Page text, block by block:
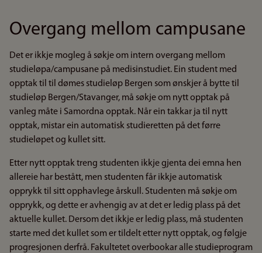
Overgang mellom campusane
Det er ikkje mogleg å søkje om intern overgang mellom
studieløpa/campusane på medisinstudiet. Ein student med
opptak til til dømes studieløp Bergen som ønskjer å bytte til
studieløp Bergen/Stavanger, må søkje om nytt opptak på
vanleg måte i Samordna opptak. Når ein takkar ja til nytt
opptak, mistar ein automatisk studieretten på det førre
studieløpet og kullet sitt.
Etter nytt opptak treng studenten ikkje gjenta dei emna hen
allereie har bestått, men studenten får ikkje automatisk
opprykk til sitt opphavlege årskull. Studenten må søkje om
opprykk, og dette er avhengig av at det er ledig plass på det
aktuelle kullet. Dersom det ikkje er ledig plass, må studenten
starte med det kullet som er tildelt etter nytt opptak, og følgje
progresjonen derfrå. Fakultetet overbookar alle studieprogram